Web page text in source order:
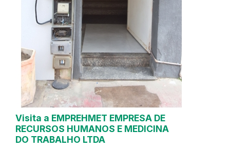
Visita a EMPREHMET EMPRESA DE
RECURSOS HUMANOS E MEDICINA
DO TRABALHO LTDA